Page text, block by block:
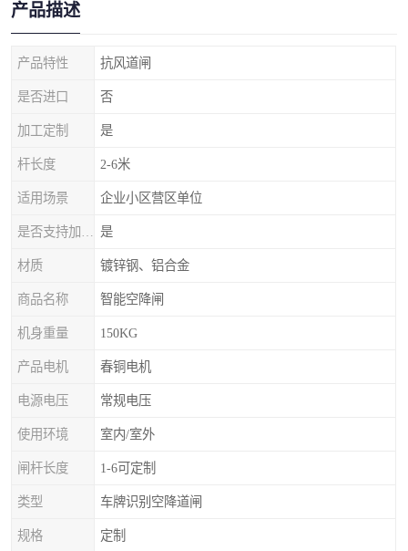
产品描述
产品特性 抗风道闸
是否进口 否
加工定制 是
杆长度 2-6米
适用场景 企业小区营区单位
是
材质 镀锌钢、铝合金
商品名称 智能空降闸
机身重量 150KG
产品电机 春铜电机
电源电压 常规电压
使用环境 室内/室外
闸杆长度 1-6可定制
类型 车牌识别空降道闸
规格 定制